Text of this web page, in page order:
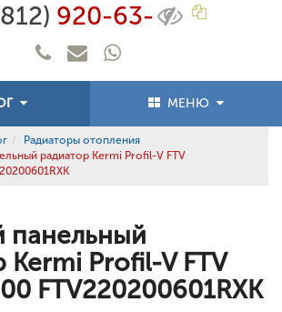
920-63-
МЕНЮ
Радиаторы отопления
радиатор Kermi Profil-V FTV
панельный
Kermi Profil-V FTV
FTV220200601RXK